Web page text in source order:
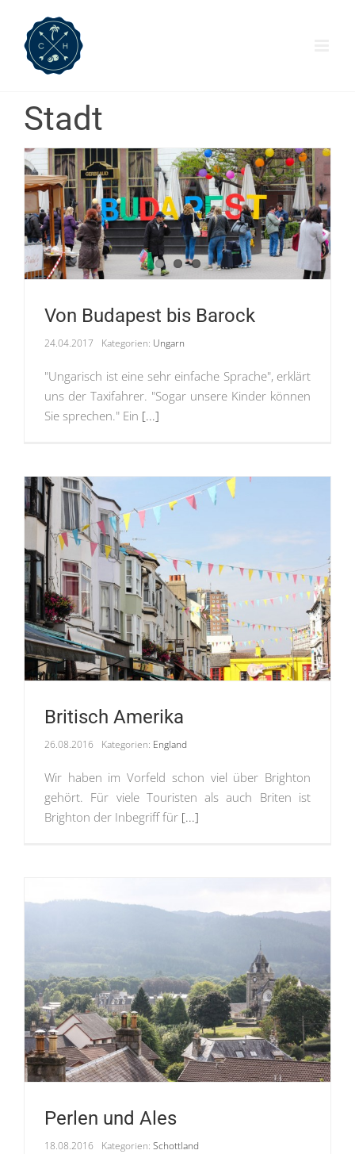
Inhalt
springen
Stadt
Von Budapest bis Barock
24.04.2017 Kategorien: Ungarn
"Ungarisch ist eine sehr einfache Sprache", erklärt
uns der Taxifahrer. "Sogar unsere Kinder können
Sie sprechen." Ein [...]
Britisch Amerika
26.08.2016 Kategorien: England
Wir haben im Vorfeld schon viel über Brighton
gehört. Für viele Touristen als auch Briten ist
Brighton der Inbegriff für [...]
Perlen und Ales
18.08.2016 Kategorien: Schottland